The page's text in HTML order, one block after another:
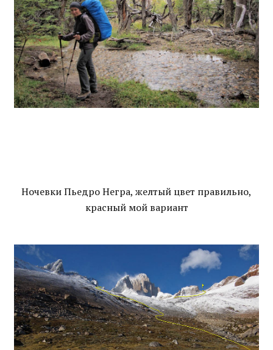
Ночевки Пьедро Негра, желтый цвет правильно,
красный мой вариант